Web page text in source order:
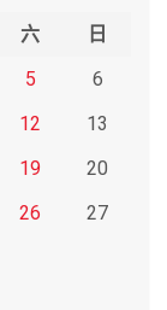
六
日
5
6
12
13
19
20
26
27